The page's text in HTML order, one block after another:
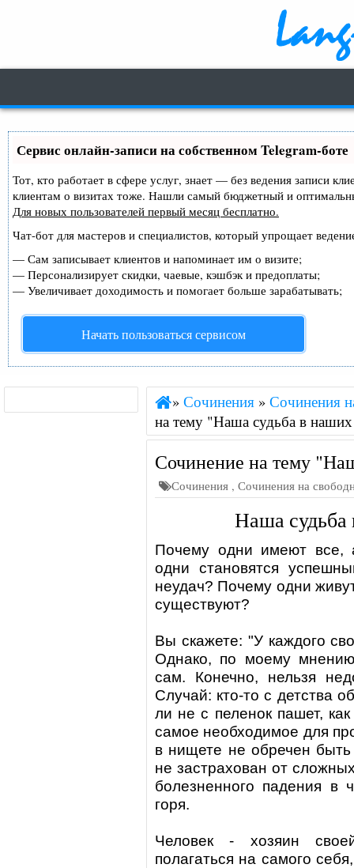
Сервис онлайн-записи на собственном Telegram-боте
Тот, кто работает в сфере услуг, знает — без ведения записи
клиентам о визитах тоже. Нашли самый бюджетный и
Для новых пользователей первый месяц бесплатно.
Чат-бот для мастеров и специалистов, который упрощает
— Сам записывает клиентов и напоминает им о визите;
— Персонализирует скидки, чаевые, кэшбэк и предоплаты;
— Увеличивает доходимость и помогает больше зарабатывать;
Начать пользоваться сервисом
» Сочинения » Сочинения
на тему "Наша судьба в
Сочинение на тему
Сочинения , Сочинения на
Наша судьба
Почему одни имеют все,
одни становятся
неудач? Почему одни
существуют?
Вы скажете: "У каждого
Однако, по моему
сам. Конечно, нельзя
Случай: кто-то с детства
ли не с пеленок пашет,
самое необходимое для
в нищете не обречен
не застрахован от
болезненного падения в
горя.
Человек - хозяин
полагаться на самого